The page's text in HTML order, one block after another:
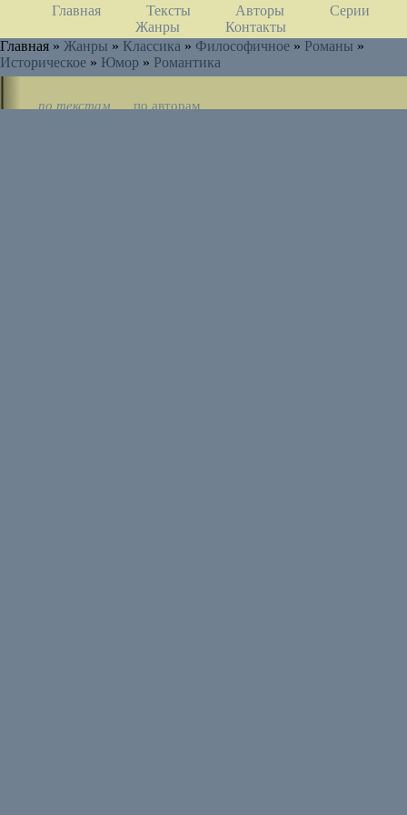
Главная Тексты Авторы
Серии
Жанры
Контакты
Главная » Жанры » Классика » Философичное » Романы »
Историческое » Юмор » Романтика
по текстам
по авторам